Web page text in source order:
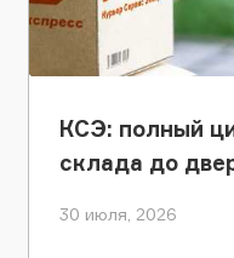
КСЭ: полный
склада до
30 июля, 2026